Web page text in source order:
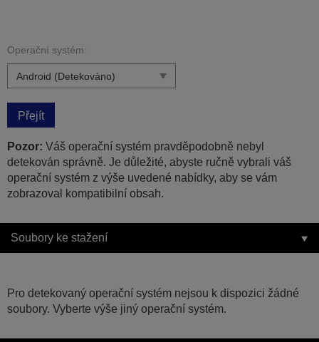
Operační systém:
Přejít
Pozor: Váš operační systém pravděpodobně nebyl
detekován správně. Je důležité, abyste ručně vybrali váš
operační systém z výše uvedené nabídky, aby se vám
zobrazoval kompatibilní obsah.
Soubory ke stažení
Pro detekovaný operační systém nejsou k dispozici žádné
soubory. Vyberte výše jiný operační systém.